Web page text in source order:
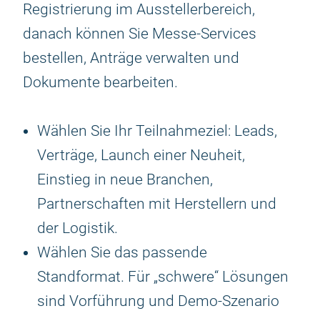
Registrierung im Ausstellerbereich,
danach können Sie Messe-Services
bestellen, Anträge verwalten und
Dokumente bearbeiten.
Wählen Sie Ihr Teilnahmeziel: Leads,
Verträge, Launch einer Neuheit,
Einstieg in neue Branchen,
Partnerschaften mit Herstellern und
der Logistik.
Wählen Sie das passende
Standformat. Für „schwere“ Lösungen
sind Vorführung und Demo-Szenario